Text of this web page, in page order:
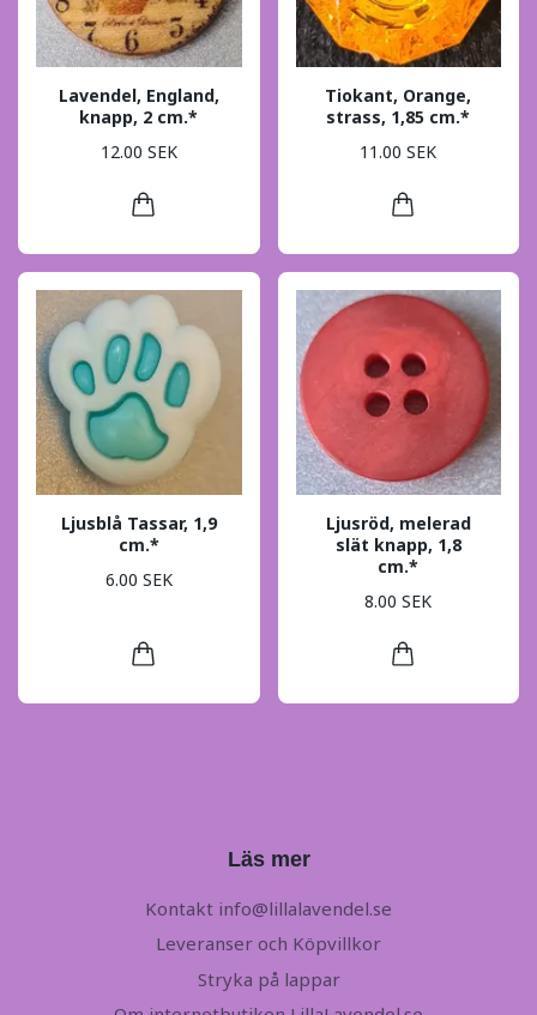
Lavendel, England,
knapp, 2 cm.*
12.00 SEK
Tiokant, Orange,
strass, 1,85 cm.*
11.00 SEK
Ljusblå Tassar, 1,9
cm.*
6.00 SEK
Ljusröd, melerad
slät knapp, 1,8
cm.*
8.00 SEK
Läs mer
Kontakt info@lillalavendel.se
Leveranser och Köpvillkor
Stryka på lappar